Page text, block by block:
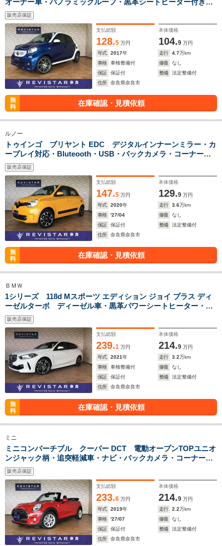
オーナー車・パノラミックルーフ・黒革シートヒーター付き・
追突警告音機能・レーンキープアシスト・クルーズコントロー
ル・Bluetooth・USB・パドルシフト・ステアリングスイッ
チ・LEDライト・コーナーセンサー
販売店保証
支払総額
128.5 万円
本体価格
104.9 万円
年式
2017年 走行 4.7万km
車検
車検整備付 修復
なし
保証
保証付 整備
法定整備付
住所
奈良県奈良市
無
料
在庫確認・見積依頼
ルノー
トゥインゴ ブリヤント EDC デジタルインナーンミラー・カ
ープレイ対応・Bluteooth・USB・バックカメラ・コーナーセ
ンサー・クルーズコントロール・LEDライト・フォグランプ・
ドアバイザー・コーナーセンサー
販売店保証
支払総額
147.5 万円
本体価格
129.9 万円
年式
2020年 走行 3.6万km
車検
'27/04 修復
なし
保証
保証付 整備
法定整備付
住所
奈良県奈良市
無
料
在庫確認・見積依頼
ＢＭＷ
1シリーズ 118d Mスポーツ エディション ジョイ プラス ディ
ーゼルターボ ディーゼル車・黒革パワーシートヒーター・ナ
ビ・バックカメラ・コーナーセンサー・追突軽減車・アダクテ
ィブクルーズコントロール・ブラインドスポット・電動リヤゲ
ート・アンビエントライト
販売店保証
支払総額
239.1 万円
本体価格
214.9 万円
年式
2021年 走行 3.2万km
車検
車検整備付 修復
なし
保証
保証付 整備
法定整備付
住所
奈良県奈良市
無
料
在庫確認・見積依頼
ミニ
ミニコンバーチブル クーパー DCT 電動オープンTOPユニオ
ンジャック柄・追突軽減車・ナビ・バックカメラ・コーナーセ
ンサー・コンフォートアクセス・LEDライト・デイライト・ア
ンビエントライト・Bluteooth・USB・アームレス
販売店保証
支払総額
233.6 万円
本体価格
214.9 万円
年式
2019年 走行 2.2万km
車検
'27/07 修復
なし
保証
保証付 整備
法定整備付
住所
奈良県奈良市